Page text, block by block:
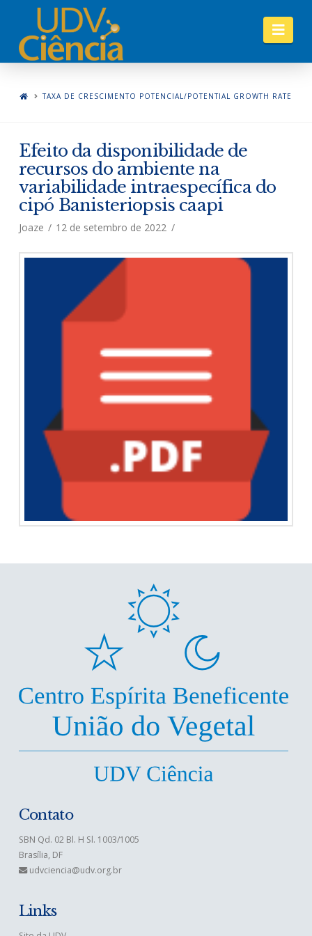
TAXA DE CRESCIMENTO POTENCIAL/POTENTIAL GROWTH RATE
Efeito da disponibilidade de
recursos do ambiente na
variabilidade intraespecífica do
cipó Banisteriopsis caapi
Joaze 12 de setembro de 2022
Contato
SBN Qd. 02 Bl. H Sl. 1003/1005
Brasília, DF
udvciencia@udv.org.br
Links